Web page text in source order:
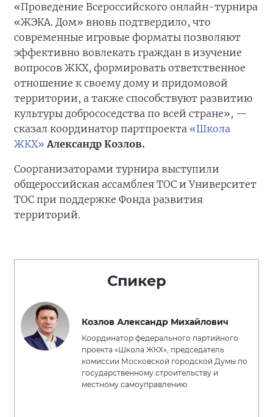
«Проведение Всероссийского онлайн-турнира
«ЖЭКА. Дом» вновь подтвердило, что
современные игровые форматы позволяют
эффективно вовлекать граждан в изучение
вопросов ЖКХ, формировать ответственное
отношение к своему дому и придомовой
территории, а также способствуют развитию
культуры добрососедства по всей стране», —
сказал координатор партпроекта «Школа
ЖКХ» Александр Козлов.
Соорганизаторами турнира выступили
общероссийская ассамблея ТОС и Университет
ТОС при поддержке Фонда развития
территорий.
Спикер
Козлов Александр Михайлович
Координатор федерального партийного
проекта «Школа ЖКХ», председатель
комиссии Московской городской Думы по
государственному строительству и
местному самоуправлению